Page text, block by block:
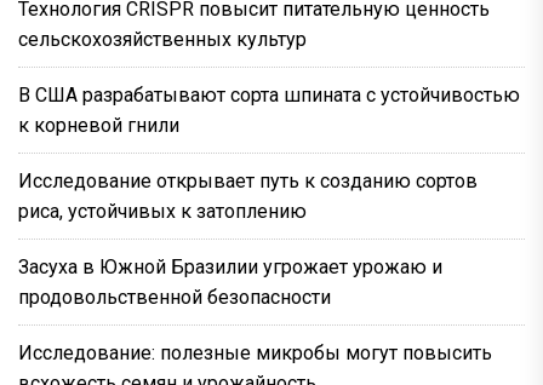
Технология CRISPR повысит питательную ценность
сельскохозяйственных культур
В США разрабатывают сорта шпината с устойчивостью
к корневой гнили
Исследование открывает путь к созданию сортов
риса, устойчивых к затоплению
Засуха в Южной Бразилии угрожает урожаю и
продовольственной безопасности
Исследование: полезные микробы могут повысить